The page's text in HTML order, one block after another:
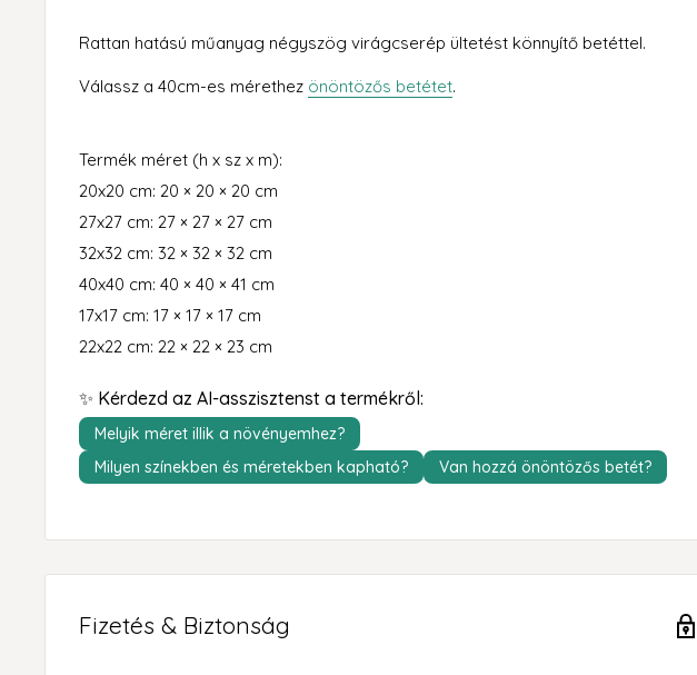
Rattan hatású műanyag négyszög virágcserép ültetést könnyítő betéttel.
Válassz a 40cm-es mérethez önöntözős betétet.
Termék méret (h x sz x m):
20x20 cm: 20 × 20 × 20 cm
27x27 cm: 27 × 27 × 27 cm
32x32 cm: 32 × 32 × 32 cm
40x40 cm: 40 × 40 × 41 cm
17x17 cm: 17 × 17 × 17 cm
22x22 cm: 22 × 22 × 23 cm
✨ Kérdezd az AI-asszisztenst a termékről:
Melyik méret illik a növényemhez?
Milyen színekben és méretekben kapható?
Van hozzá önöntözős betét?
Fizetés & Biztonság